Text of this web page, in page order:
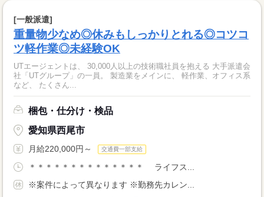
[一般派遣]
重量物少なめ◎休みもしっかりとれる◎コツコ
ツ軽作業◎未経験OK
UTエージェントは、 30,000人以上の技術職社員を抱える 大手派遣会
社「UTグループ」の一員。 製造業をメインに、 軽作業、オフィス系
など、 たくさん...
梱包・仕分け・検品
愛知県西尾市
月給220,000円～ 交通費一部支給
＊＊＊＊＊＊＊＊＊＊＊＊＊＊ ライフス...
※案件によって異なります ※勤務先カレン...